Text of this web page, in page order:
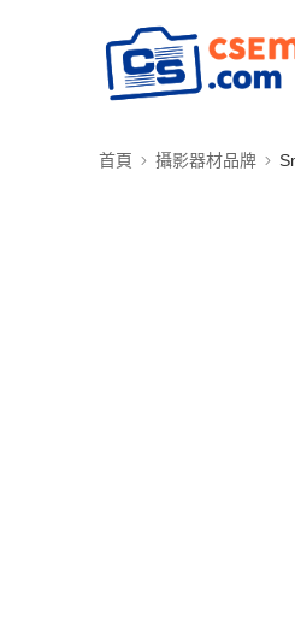
首頁 攝影器材品牌